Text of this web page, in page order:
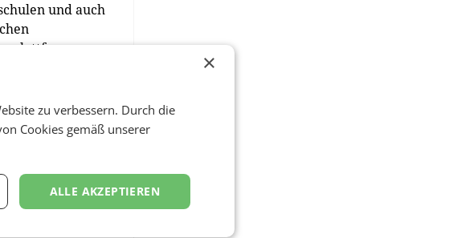
und auch
Design-
styriadigitalone
×
zu verbessern. Durch die
Cookies gemäß unserer
ALLE AKZEPTIEREN